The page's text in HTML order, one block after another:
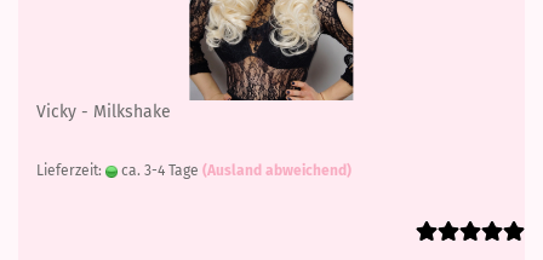
Vicky - Milkshake
Lieferzeit: ca. 3-4 Tage (Ausland abweichend)